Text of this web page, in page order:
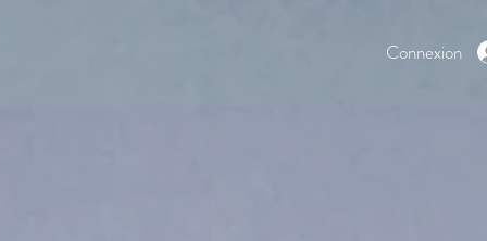
Connexion